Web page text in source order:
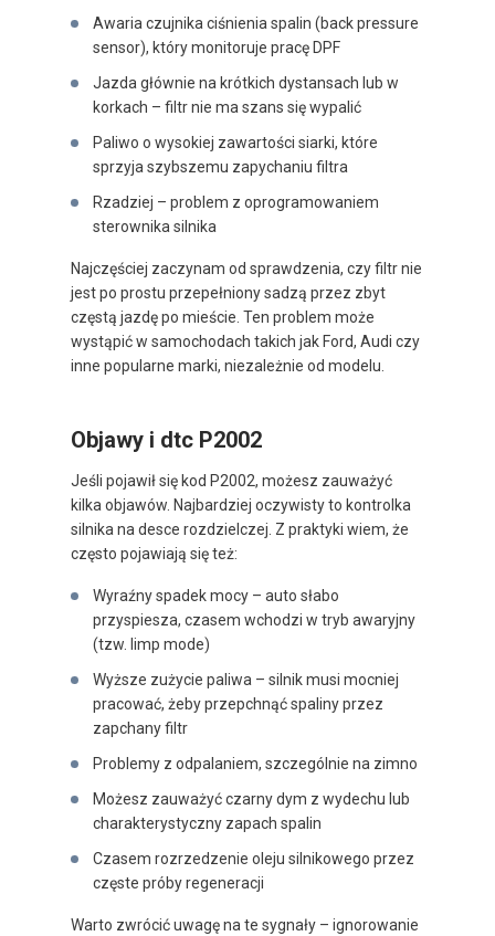
Awaria czujnika ciśnienia spalin (back pressure
sensor), który monitoruje pracę DPF
Jazda głównie na krótkich dystansach lub w
korkach – filtr nie ma szans się wypalić
Paliwo o wysokiej zawartości siarki, które
sprzyja szybszemu zapychaniu filtra
Rzadziej – problem z oprogramowaniem
sterownika silnika
Najczęściej zaczynam od sprawdzenia, czy filtr nie
jest po prostu przepełniony sadzą przez zbyt
częstą jazdę po mieście. Ten problem może
wystąpić w samochodach takich jak Ford, Audi czy
inne popularne marki, niezależnie od modelu.
Objawy i dtc P2002
Jeśli pojawił się kod P2002, możesz zauważyć
kilka objawów. Najbardziej oczywisty to kontrolka
silnika na desce rozdzielczej. Z praktyki wiem, że
często pojawiają się też:
Wyraźny spadek mocy – auto słabo
przyspiesza, czasem wchodzi w tryb awaryjny
(tzw. limp mode)
Wyższe zużycie paliwa – silnik musi mocniej
pracować, żeby przepchnąć spaliny przez
zapchany filtr
Problemy z odpalaniem, szczególnie na zimno
Możesz zauważyć czarny dym z wydechu lub
charakterystyczny zapach spalin
Czasem rozrzedzenie oleju silnikowego przez
częste próby regeneracji
Warto zwrócić uwagę na te sygnały – ignorowanie